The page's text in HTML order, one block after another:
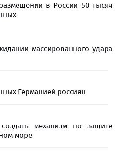
в России 50 тысяч
массированного удара
Германией россиян
механизм по защите
море